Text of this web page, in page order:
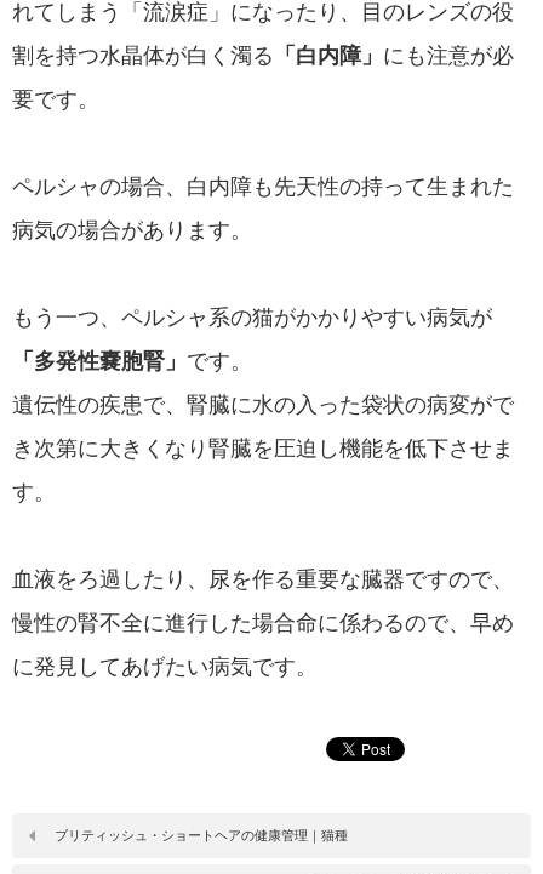
れてしまう「流涙症」になったり、目のレンズの役
割を持つ水晶体が白く濁る 「白内障」 にも注意が必
要です。
ペルシャの場合、白内障も先天性の持って生まれた
病気の場合があります。
もう一つ、ペルシャ系の猫がかかりやすい病気が
「多発性嚢胞腎」 です。
遺伝性の疾患で、腎臓に水の入った袋状の病変がで
き次第に大きくなり腎臓を圧迫し機能を低下させま
す。
血液をろ過したり、尿を作る重要な臓器ですので、
慢性の腎不全に進行した場合命に係わるので、早め
に発見してあげたい病気です。
ブリティッシュ・ショートヘアの健康管理｜猫種